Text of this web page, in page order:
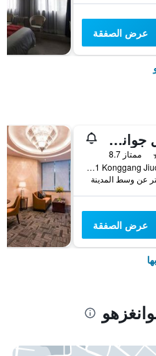
عرض الصفقة
نوفوتيل جوانجشو بايون أيربورت
ممتاز 8.7
No 1 Konggang Jiudian Road, غوانغزهو, الصين
عرض الصفقة